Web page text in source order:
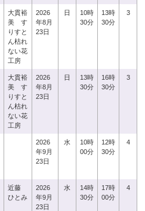
大貫裕
美 す
りすと
ん枯れ
ない花
工房
2026
年8月
23日
日
10時
30分
13時
30分
3
大貫裕
美 す
りすと
ん枯れ
ない花
工房
2026
年8月
23日
日
13時
30分
16時
30分
3
2026
年9月
23日
水
10時
00分
12時
30分
4
近藤
ひとみ
2026
年9月
23日
水
14時
30分
17時
00分
4